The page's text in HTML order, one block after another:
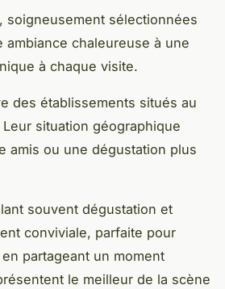
soigneusement sélectionnées
chaleureuse à une
à chaque visite.
des établissements situés au
situation géographique
amis ou une dégustation plus
souvent dégustation et
conviviale, parfaite pour
partageant un moment
le meilleur de la scène